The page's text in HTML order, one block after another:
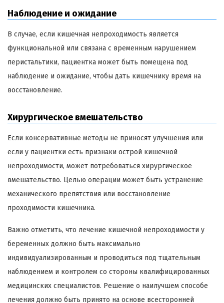
Наблюдение и ожидание
В случае, если кишечная непроходимость является
функциональной или связана с временным нарушением
перистальтики, пациентка может быть помещена под
наблюдение и ожидание, чтобы дать кишечнику время на
восстановление.
Хирургическое вмешательство
Если консервативные методы не приносят улучшения или
если у пациентки есть признаки острой кишечной
непроходимости, может потребоваться хирургическое
вмешательство. Целью операции может быть устранение
механического препятствия или восстановление
проходимости кишечника.
Важно отметить, что лечение кишечной непроходимости у
беременных должно быть максимально
индивидуализированным и проводиться под тщательным
наблюдением и контролем со стороны квалифицированных
медицинских специалистов. Решение о наилучшем способе
лечения должно быть принято на основе всесторонней